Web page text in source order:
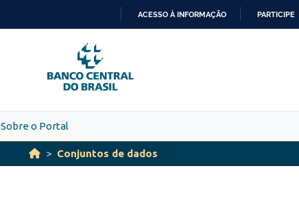
PARA
O
CONTEÚDO
ACESSO À INFORMAÇÃO PARTICIPE
Sobre o Portal
Conjuntos de dados